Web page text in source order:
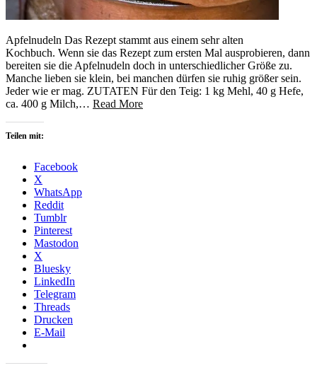
Apfelnudeln Das Rezept stammt aus einem sehr alten
Kochbuch. Wenn sie das Rezept zum ersten Mal ausprobieren, dann
bereiten sie die Apfelnudeln doch in unterschiedlicher Größe zu.
Manche lieben sie klein, bei manchen dürfen sie ruhig größer sein.
Jeder wie er mag. ZUTATEN Für den Teig: 1 kg Mehl, 40 g Hefe,
ca. 400 g Milch,… Read More
Teilen mit:
Facebook
X
WhatsApp
Reddit
Tumblr
Pinterest
Mastodon
X
Bluesky
LinkedIn
Telegram
Threads
Drucken
E-Mail